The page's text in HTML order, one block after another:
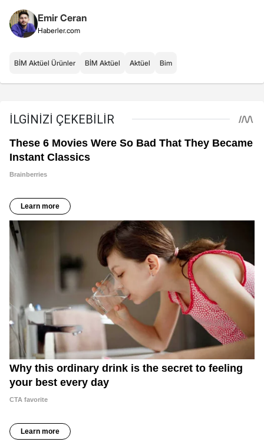
Emir Ceran
Haberler.com
BİM Aktüel Ürünler BİM Aktüel Aktüel Bim